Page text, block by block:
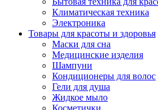
Климатическая техника
Электроника
Товары для красоты и здоровья
Маски для сна
Медицинские изделия
Шампуни
Кондиционеры для волос
Гели для душа
Жидкое мыло
Косметички